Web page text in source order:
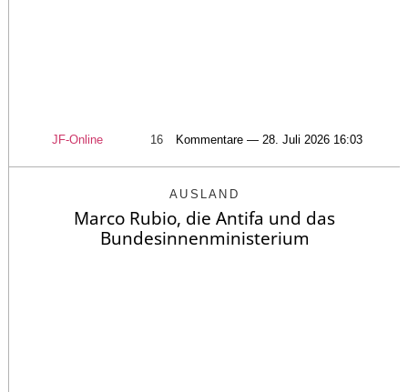
JF-Online 16 Kommentare — 28. Juli 2026 16:03
AUSLAND
Marco Rubio, die Antifa und das
Bundesinnenministerium